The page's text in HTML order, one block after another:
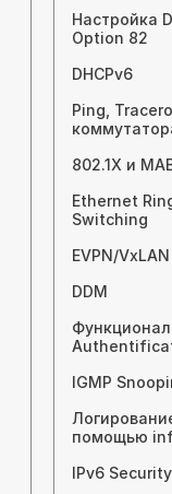
Настройка
Option 82
DHCPv6
Ping,
802.1X и
Ethernet
Switching
EVPN/VxLAN
DDM
Функционал
IGMP
помощью
IPv6 Security